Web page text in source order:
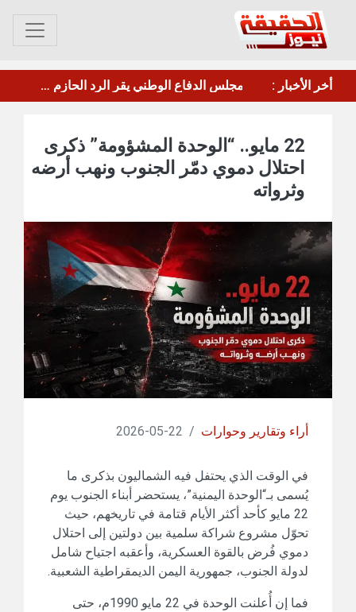
أخر الأخبار :
عصيان جزئي في العاصمة عدن للمطالبة بتحسين الخدمات والأوضاع المعيشية مأرب.. الحوثي يقصف معسكر"صحن الجنّ" بالصواريخ والطائرات المسيرة
22 مايو.. “الوحدة المشؤومة” ذكرى
احتلال دموي دمّر الجنوب ونهب أرضه
وثرواته
أراء وتقارير وحوارات /
22-05-2026
في الوقت الذي يحتفل فيه الشماليون بذكرى ما
يُسمى بـ“الوحدة اليمنية”، يستحضر أبناء الجنوب يوم
22 مايو كأحد أكثر الأيام قتامة في تاريخهم، حيث
تحوّل مشروع شراكة سلمية بين دولتين إلى احتلال
دموي فُرض بالقوة العسكرية، وأعقبه اجتياح شامل
لدولة الجنوب، جمهورية اليمن الديمقراطية الشعبية.
فما إن أُعلنت الوحدة في 22 مايو 1990م، حتى